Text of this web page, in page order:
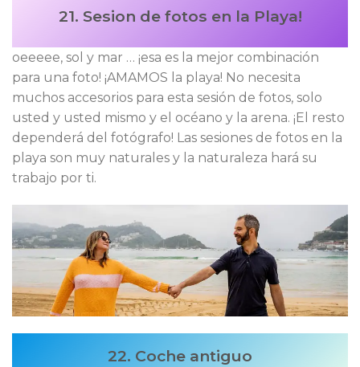
21. Sesion de fotos en la Playa!
oeeeee, sol y mar … ¡esa es la mejor combinación
para una foto! ¡AMAMOS la playa! No necesita
muchos accesorios para esta sesión de fotos, solo
usted y usted mismo y el océano y la arena. ¡El resto
dependerá del fotógrafo! Las sesiones de fotos en la
playa son muy naturales y la naturaleza hará su
trabajo por ti.
22. Coche antiguo